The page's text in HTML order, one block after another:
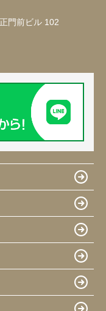
門前ビル 102